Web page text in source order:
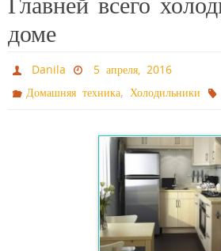
доме
Danila
5 апреля, 2016
Домашняя техника,Холодильники